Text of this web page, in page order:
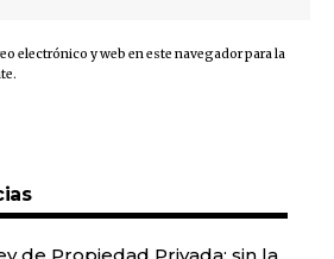
electrónico y web en este navegador para la